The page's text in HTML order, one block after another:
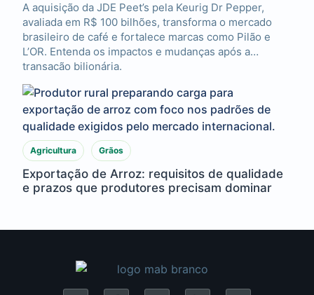
A aquisição da JDE Peet’s pela Keurig Dr Pepper,
avaliada em R$ 100 bilhões, transforma o mercado
brasileiro de café e fortalece marcas como Pilão e
L’OR. Entenda os impactos e mudanças após a
transação bilionária.
Agricultura Grãos
Exportação de Arroz: requisitos de qualidade
e prazos que produtores precisam dominar